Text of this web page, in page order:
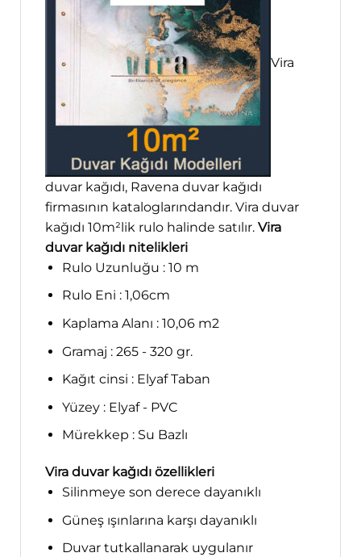
Vira
duvar kağıdı, Ravena duvar kağıdı
firmasının kataloglarındandır. Vira duvar
kağıdı 10m²lik rulo halinde satılır. Vira
duvar kağıdı nitelikleri
Rulo Uzunluğu : 10 m
Rulo Eni : 1,06cm
Kaplama Alanı : 10,06 m2
Gramaj : 265 - 320 gr.
Kağıt cinsi : Elyaf Taban
Yüzey : Elyaf - PVC
Mürekkep : Su Bazlı
Vira duvar kağıdı özellikleri
Silinmeye son derece dayanıklı
Güneş ışınlarına karşı dayanıklı
Duvar tutkallanarak uygulanır